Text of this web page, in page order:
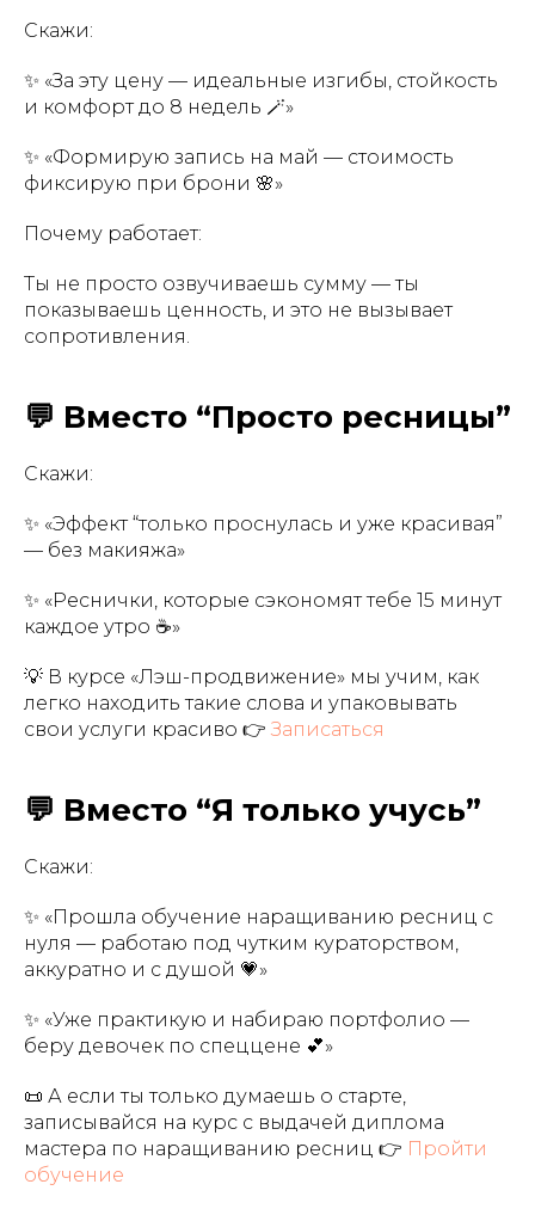
Скажи:
✨ «За эту цену — идеальные изгибы, стойкость
и комфорт до 8 недель 🪄»
✨ «Формирую запись на май — стоимость
фиксирую при брони 🌸»
Почему работает:
Ты не просто озвучиваешь сумму — ты
показываешь ценность, и это не вызывает
сопротивления.
💬 Вместо “Просто ресницы”
Скажи:
✨ «Эффект “только проснулась и уже красивая”
— без макияжа»
✨ «Реснички, которые сэкономят тебе 15 минут
каждое утро ☕»
💡 В курсе «Лэш-продвижение» мы учим, как
легко находить такие слова и упаковывать
свои услуги красиво 👉 Записаться
💬 Вместо “Я только учусь”
Скажи:
✨ «Прошла обучение наращиванию ресниц с
нуля — работаю под чутким кураторством,
аккуратно и с душой 💗»
✨ «Уже практикую и набираю портфолио —
беру девочек по спеццене 💕»
📜 А если ты только думаешь о старте,
записывайся на курс с выдачей диплома
мастера по наращиванию ресниц 👉 Пройти
обучение